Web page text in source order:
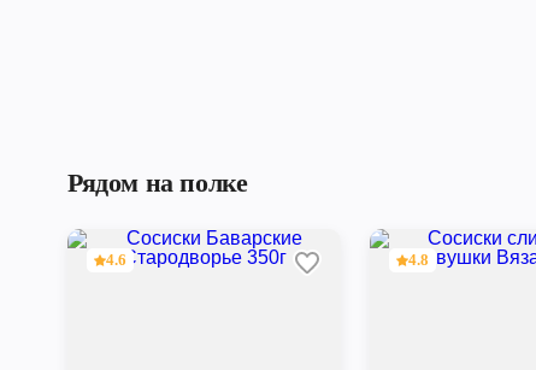
Рядом на полке
4.6 4.8